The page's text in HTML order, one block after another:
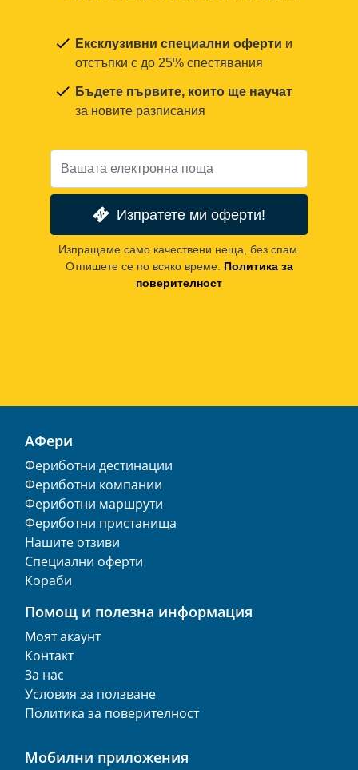
Ексклузивни специални оферти и
отстъпки с до 25% спестявания
Бъдете първите, които ще научат
за новите разписания
Изпратете ми оферти!
Изпращаме само качествени неща, без спам.
Отпишете се по всяко време. Политика за
поверителност
АФери
Фериботни дестинации
Фериботни компании
Фериботни маршрути
Фериботни пристанища
Нашите отзиви
Специални оферти
Кораби
Помощ и полезна информация
Моят акаунт
Контакт
За нас
Условия за ползване
Политика за поверителност
Мобилни приложения